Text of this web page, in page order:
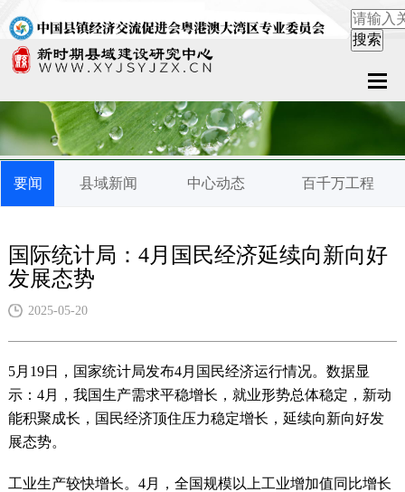
关于中心
新闻中心
案例中心
在线留言
要闻 县域新闻 中心动态 百千万工程
国际统计局：4月国民经济延续向新向好
发展态势
2025-05-20
5月19日，国家统计局发布4月国民经济运行情况。数据显
示：4月，我国生产需求平稳增长，就业形势总体稳定，新动
能积聚成长，国民经济顶住压力稳定增长，延续向新向好发
展态势。
工业生产较快增长。4月，全国规模以上工业增加值同比增长